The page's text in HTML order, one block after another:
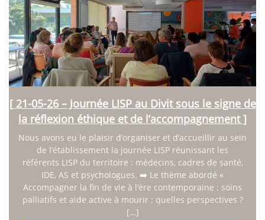
[ 21-05-26 – Journée LISP au Divit sous le signe de
la réflexion éthique et de l’accompagnement ]
Nous avons eu le plaisir d’organiser et d’accueillir au sein
de l’établissement la journée LISP réunissant les
référents LISP du territoire : médecins, cadres de santé,
IDE, AS et psychologues. ➡️ Le thème abordé «
Accompagner la fin de vie à l’ère contemporaine : soins
palliatifs et aide active à mourir : quelles perspectives ?
[…]